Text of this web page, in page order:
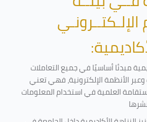
الإلـكتــرونـي
مبدئا أساسيًا في جميع التعاملات
الأنظمة الإلكترونية، فهي تعني
العلمية في استخدام المعلومات